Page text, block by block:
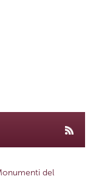
del